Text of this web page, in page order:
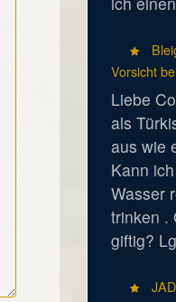
Vorsicht
Liebe
als
aus wie
Kann
Wasser
trinken .
giftig?